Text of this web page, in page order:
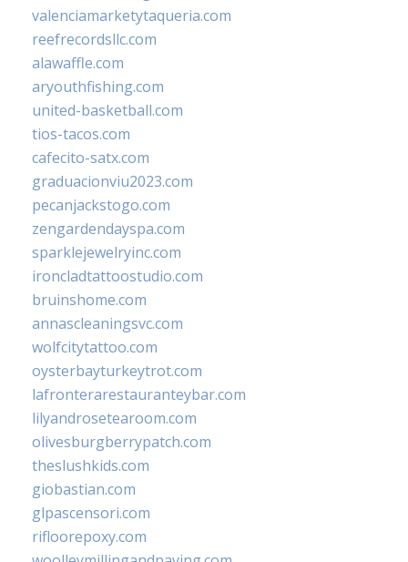
valenciamarketytaqueria.com
reefrecordsllc.com
alawaffle.com
aryouthfishing.com
united-basketball.com
tios-tacos.com
cafecito-satx.com
graduacionviu2023.com
pecanjackstogo.com
zengardendayspa.com
sparklejewelryinc.com
ironcladtattoostudio.com
bruinshome.com
annascleaningsvc.com
wolfcitytattoo.com
oysterbayturkeytrot.com
lafronterarestauranteybar.com
lilyandrosetearoom.com
olivesburgberrypatch.com
theslushkids.com
giobastian.com
glpascensori.com
rifloorepoxy.com